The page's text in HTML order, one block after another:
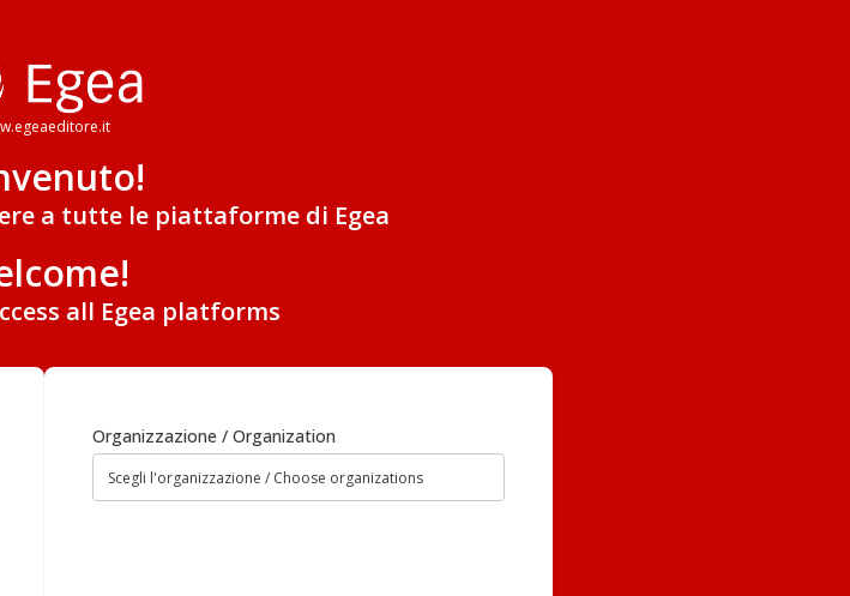
a tutte le piattaforme di Egea
all Egea platforms
Organizzazione / Organization